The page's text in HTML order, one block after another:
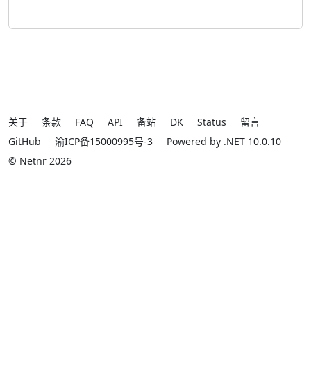
关于 条款 FAQ API 备站 DK Status
留言
GitHub
渝ICP备15000995号-3
Powered by .NET 10.0.10
© Netnr 2026